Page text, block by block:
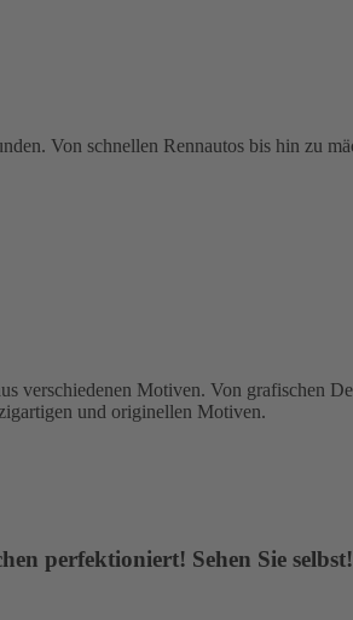
Von schnellen Rennautos bis hin zu
Motiven. Von grafischen
und originellen Motiven.
perfektioniert! Sehen Sie selbst!